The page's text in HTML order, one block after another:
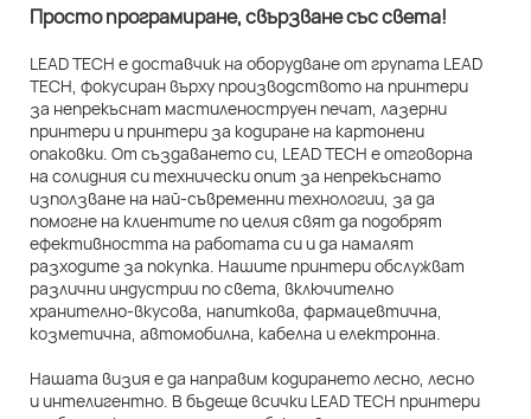
Просто програмиране, свързване със света!
LEAD TECH е доставчик на оборудване от групата LEAD
TECH, фокусиран върху производството на принтери
за непрекъснат мастиленоструен печат, лазерни
принтери и принтери за кодиране на картонени
опаковки. От създаването си, LEAD TECH е отговорна
на солидния си технически опит за непрекъснато
използване на най-съвременни технологии, за да
помогне на клиентите по целия свят да подобрят
ефективността на работата си и да намалят
разходите за покупка. Нашите принтери обслужват
различни индустрии по света, включително
хранително-вкусова, напиткова, фармацевтична,
козметична, автомобилна, кабелна и електронна.
Нашата визия е да направим кодирането лесно, лесно
и интелигентно. В бъдеще всички LEAD TECH принтери